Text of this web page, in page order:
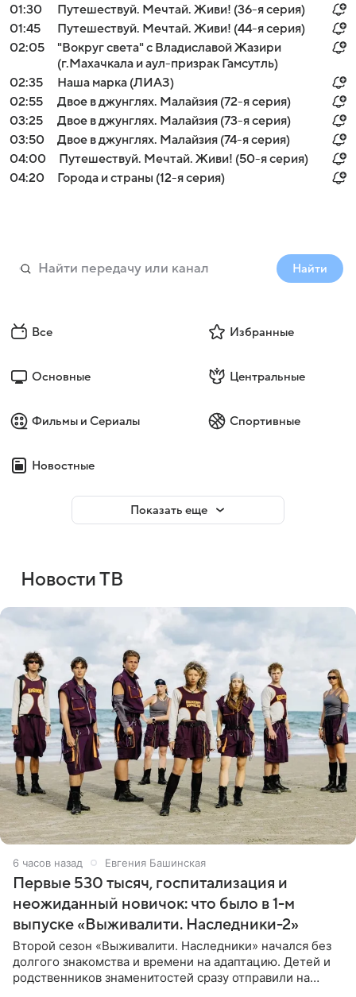
01:30
Путешествуй. Мечтай. Живи! (36-я серия)
01:45
Путешествуй. Мечтай. Живи! (44-я серия)
02:05
"Вокруг света" с Владиславой Жазири
(г.Махачкала и аул-призрак Гамсутль)
02:35
Наша марка (ЛИАЗ)
02:55
Двое в джунглях. Малайзия (72-я серия)
03:25
Двое в джунглях. Малайзия (73-я серия)
03:50
Двое в джунглях. Малайзия (74-я серия)
04:00
Путешествуй. Мечтай. Живи! (50-я серия)
04:20
Города и страны (12-я серия)
Найти
Все Избранные
Основные Центральные
Фильмы и Сериалы Спортивные
Новостные
Показать еще
Новости ТВ
6 часов назад Евгения Башинская
Первые 530 тысяч, госпитализация и
неожиданный новичок: что было в 1-м
выпуске «Выживалити. Наследники-2»
Второй сезон «Выживалити. Наследники» начался без
долгого знакомства и времени на адаптацию. Детей и
родственников знаменитостей сразу отправили на